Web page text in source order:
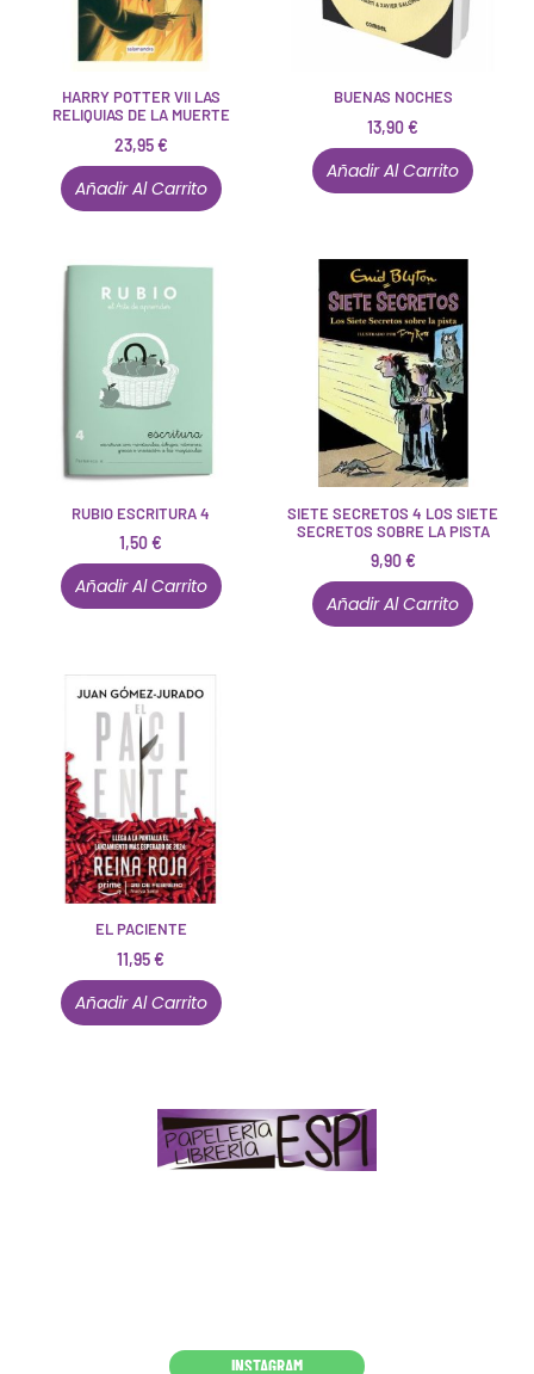
HARRY POTTER VII LAS
RELIQUIAS DE LA MUERTE
23,95€
Añadir Al Carrito
BUENAS NOCHES
13,90€
Añadir Al Carrito
RUBIO ESCRITURA 4
1,50€
Añadir Al Carrito
SIETE SECRETOS 4 LOS SIETE
SECRETOS SOBRE LA PISTA
9,90€
Añadir Al Carrito
EL PACIENTE
11,95€
Añadir Al Carrito
INSTAGRAM